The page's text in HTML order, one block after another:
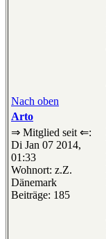
Nach oben
Arto
⇒ Mitglied seit ⇐:
Di Jan 07 2014,
01:33
Wohnort: z.Z.
Dänemark
Beiträge: 185